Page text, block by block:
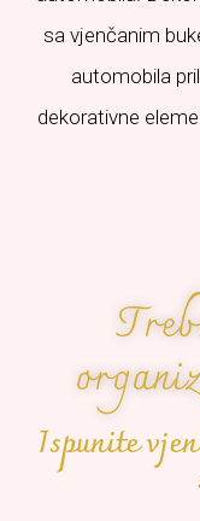
sa vjenčanim
automobila
dekorativne
Ispunite